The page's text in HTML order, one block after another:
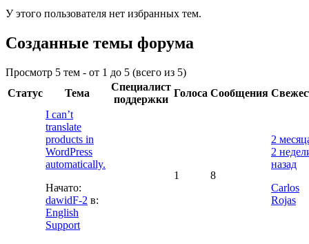
У этого пользователя нет избранных тем.
Созданные темы форума
Просмотр 5 тем - от 1 до 5 (всего из 5)
Статус
Тема
Специалист
поддержки
Голоса Сообщения
I can’t
translate
products in
WordPress
automatically.
Начато:
dawidF-2 в:
English
Support
1 8
2
2
назад
Carlos
Rojas